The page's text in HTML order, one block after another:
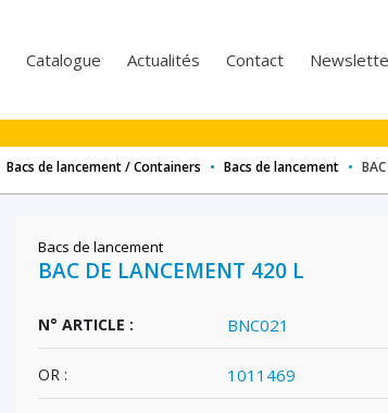
Catalogue Actualités Contact
Bacs de lancement / Containers • Bacs de lancement •
Bacs de lancement
BAC DE LANCEMENT 420 L
N° ARTICLE : BNC021
OR : 1011469